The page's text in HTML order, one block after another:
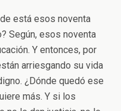
está esos noventa
Según, esos noventa
Y entonces, por
arriesgando su vida
¿Dónde quedó ese
más. Y si los